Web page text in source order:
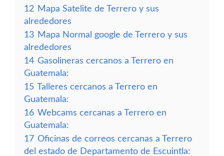
12 Mapa Satelite de Terrero y sus
alrededores
13 Mapa Normal google de Terrero y sus
alrededores
14 Gasolineras cercanos a Terrero en
Guatemala:
15 Talleres cercanos a Terrero en
Guatemala:
16 Webcams cercanas a Terrero en
Guatemala:
17 Oficinas de correos cercanas a Terrero
del estado de Departamento de Escuintla: